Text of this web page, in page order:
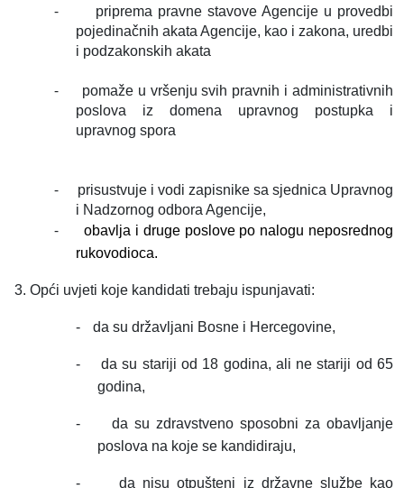
-
priprema pravne stavove Agencije u provedbi
pojedinačnih akata Agencije, kao i zakona, uredbi
i podzakonskih akata
-
pomaže u vršenju svih pravnih i administrativnih
poslova iz domena upravnog postupka i
upravnog spora
-
prisustvuje i vodi zapisnike sa sjednica Upravnog
i Nadzornog odbora Agencije,
-
obavlja i druge poslove po nalogu neposrednog
rukovodioca.
3. Opći uvjeti koje kandidati trebaju ispunjavati:
- da su državljani Bosne i Hercegovine,
-
da su stariji od 18 godina, ali ne stariji od 65
godina,
-
da su zdravstveno sposobni za obavljanje
poslova na koje se kandidiraju,
-
da nisu otpušteni iz državne službe kao